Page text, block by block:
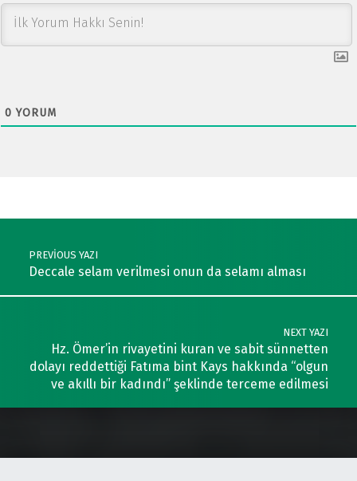
0 YORUM
Post navigation
PREVIOUS YAZI
Deccale selam verilmesi onun da selamı alması
NEXT YAZI
Hz. Ömer’in rivayetini kuran ve sabit sünnetten
dolayı reddettiği Fatıma bint Kays hakkında “olgun
ve akıllı bir kadındı” şeklinde terceme edilmesi